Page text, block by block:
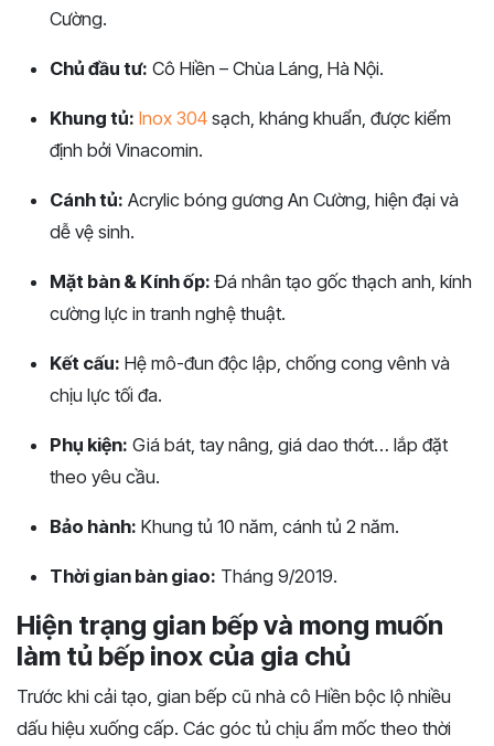
Cường.
Chủ đầu tư: Cô Hiền – Chùa Láng, Hà Nội.
Khung tủ: Inox 304 sạch, kháng khuẩn, được kiểm
định bởi Vinacomin.
Cánh tủ: Acrylic bóng gương An Cường, hiện đại và
dễ vệ sinh.
Mặt bàn & Kính ốp: Đá nhân tạo gốc thạch anh, kính
cường lực in tranh nghệ thuật.
Kết cấu: Hệ mô-đun độc lập, chống cong vênh và
chịu lực tối đa.
Phụ kiện: Giá bát, tay nâng, giá dao thớt… lắp đặt
theo yêu cầu.
Bảo hành: Khung tủ 10 năm, cánh tủ 2 năm.
Thời gian bàn giao: Tháng 9/2019.
Hiện trạng gian bếp và mong muốn
làm tủ bếp inox của gia chủ
Trước khi cải tạo, gian bếp cũ nhà cô Hiền bộc lộ nhiều
dấu hiệu xuống cấp. Các góc tủ chịu ẩm mốc theo thời